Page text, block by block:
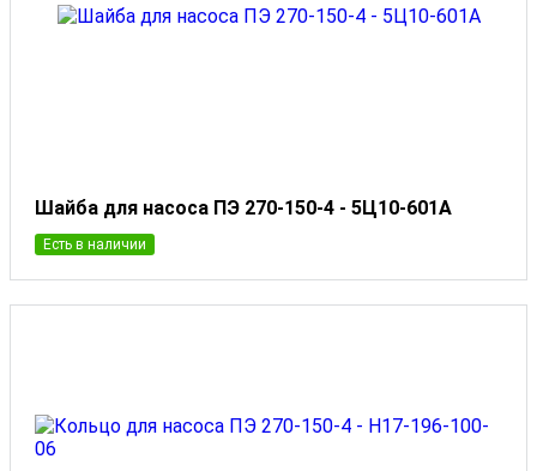
Шайба для насоса ПЭ 270-150-4 - 5Ц10-601А
Есть в наличии